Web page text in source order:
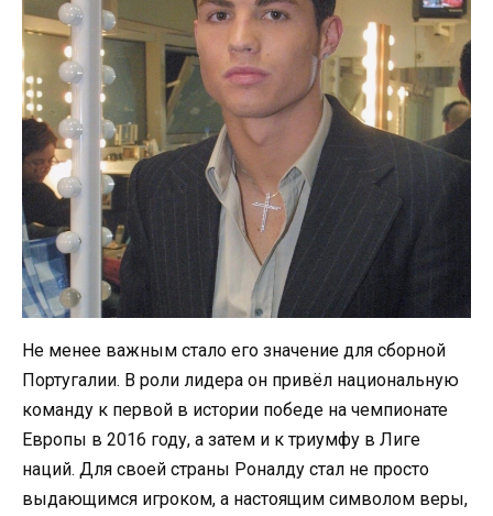
Не менее важным стало его значение для сборной
Португалии. В роли лидера он привёл национальную
команду к первой в истории победе на чемпионате
Европы в 2016 году, а затем и к триумфу в Лиге
наций. Для своей страны Роналду стал не просто
выдающимся игроком, а настоящим символом веры,